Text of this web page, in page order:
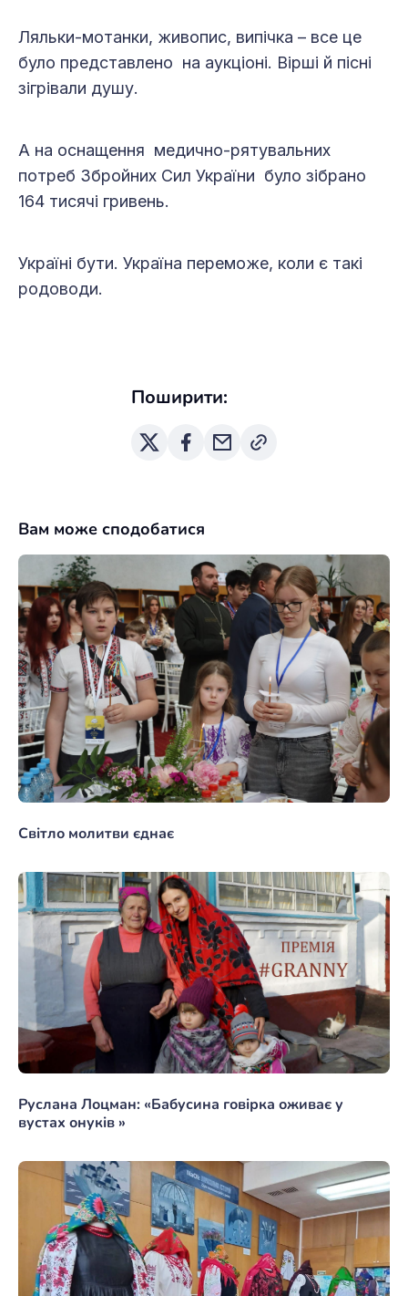
Ляльки-мотанки, живопис, випічка – все це
було представлено на аукціоні. Вірші й пісні
зігрівали душу.
А на оснащення медично-рятувальних
потреб Збройних Сил України було зібрано
164 тисячі гривень.
Україні бути. Україна переможе, коли є такі
родоводи.
Поширити:
Вам може сподобатися
Світло молитви єднає
Руслана Лоцман: «Бабусина говірка оживає у
вустах онуків »